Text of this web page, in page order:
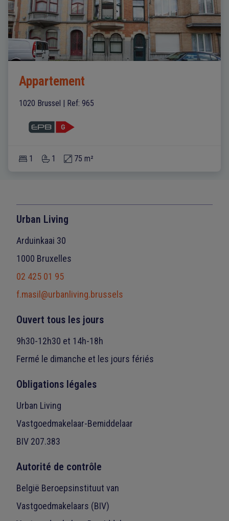
Appartement
1020 Brussel | Ref: 965
1 1 75 m²
Urban Living
Arduinkaai 30
1000 Bruxelles
02 425 01 95
f.masil@urbanliving.brussels
Ouvert tous les jours
9h30-12h30 et 14h-18h
Fermé le dimanche et les jours fériés
Obligations légales
Urban Living
Vastgoedmakelaar-Bemiddelaar
BIV 207.383
Autorité de contrôle
België Beroepsinstituut van
Vastgoedmakelaars (BIV)